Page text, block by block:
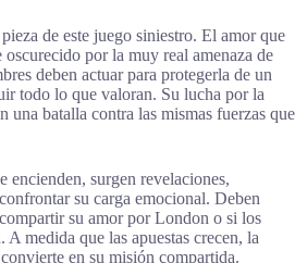
de este juego siniestro. El amor que
por la muy real amenaza de
deben actuar para protegerla de un
todo lo que valoran. Su lucha por la
una batalla contra las mismas fuerzas que
encienden, surgen revelaciones,
su carga emocional. Deben
su amor por London o si los
medida que las apuestas crecen, la
en su misión compartida.